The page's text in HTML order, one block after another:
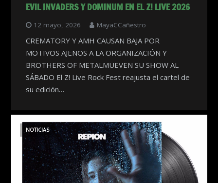
EVIL INVADERS Y DOMINUM EN EL Z! LIVE 2026
12 mayo, 2026 MayaCCañestro
CREMATORY Y AMH CAUSAN BAJA POR
MOTIVOS AJENOS A LA ORGANIZACIÓN Y
BROTHERS OF METALMUEVEN SU SHOW AL
SÁBADO El Z! Live Rock Fest reajusta el cartel de
su edición…
NOTICIAS